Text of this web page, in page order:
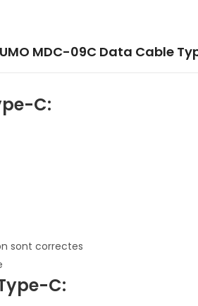
MDC-09C Data Cable
C:
sont correctes
C: